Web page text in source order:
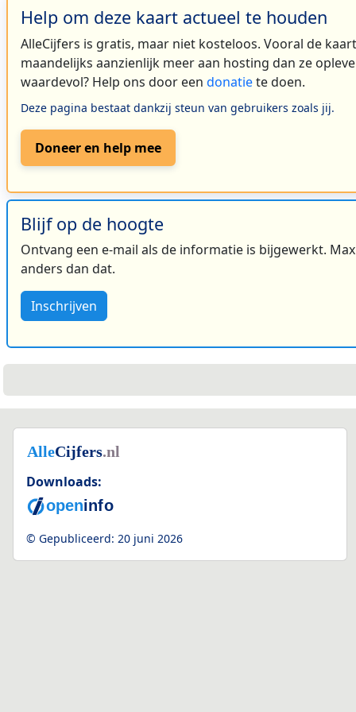
Help om deze kaart actueel te houden
AlleCijfers is gratis, maar niet kosteloos. Vooral de
maandelijks aanzienlijk meer aan hosting dan ze
waardevol? Help ons door een donatiete doen.
Deze pagina bestaat dankzij steun van gebruikers zoals jij.
Doneer en help mee
Blijf op de hoogte
Ontvang een e-mail als de informatie is bijgewerkt.
anders dan dat.
Inschrijven
Downloads:
© Gepubliceerd: 20 juni 2026